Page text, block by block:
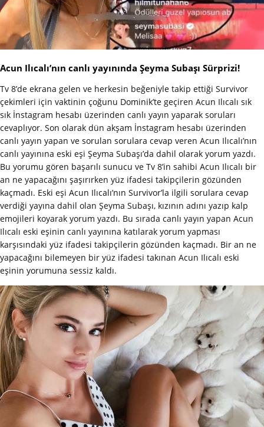
Acun Ilıcalı’nın canlı yayınında Şeyma Subaşı Sürprizi!
Tv 8’de ekrana gelen ve herkesin beğeniyle takip ettiği Survivor
çekimleri için vaktinin çoğunu Dominik’te geçiren Acun Ilıcalı sık
sık İnstagram hesabı üzerinden canlı yayın yaparak soruları
cevaplıyor. Son olarak dün akşam İnstagram hesabı üzerinden
canlı yayın yapan ve sorulan sorulara cevap veren Acun Ilıcalı’nın
canlı yayınına eski eşi Şeyma Subaşı’da dahil olarak yorum yazdı.
Bu yorumu gören başarılı sunucu ve Tv 8’in sahibi Acun Ilıcalı bir
an ne yapacağını şaşırırken yüz ifadesi takipçilerin gözünden
kaçmadı. Eski eşi Acun Ilıcalı’nın Survivor’la ilgili sorulara cevap
verdiği yayına dahil olan Şeyma Subaşı, kızının adını yazıp kalp
emojileri koyarak yorum yazdı. Bu sırada canlı yayın yapan Acun
Ilıcalı eski eşinin canlı yayınına katılarak yorum yapması
karşısındaki yüz ifadesi takipçilerin gözünden kaçmadı. Bir an ne
yapacağını bilemeyen bir yüz ifadesi takınan Acun Ilıcalı eski
eşinin yorumuna sessiz kaldı.